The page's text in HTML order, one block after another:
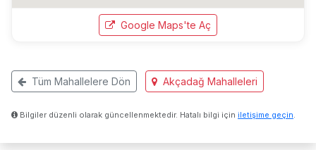
Google Maps'te Aç
Tüm Mahallelere Dön Akçadağ Mahalleleri
Bilgiler düzenli olarak güncellenmektedir. Hatalı bilgi için iletişime geçin